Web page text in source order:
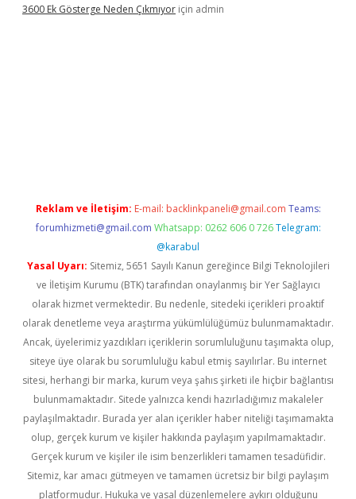
3600 Ek Gösterge Neden Çıkmıyor için admin
Reklam ve İletişim: E-mail: backlinkpaneli@gmail.com Teams:
forumhizmeti@gmail.com Whatsapp: 0262 606 0 726 Telegram:
@karabul
Yasal Uyarı: Sitemiz, 5651 Sayılı Kanun gereğince Bilgi Teknolojileri
ve İletişim Kurumu (BTK) tarafından onaylanmış bir Yer Sağlayıcı
olarak hizmet vermektedir. Bu nedenle, sitedeki içerikleri proaktif
olarak denetleme veya araştırma yükümlülüğümüz bulunmamaktadır.
Ancak, üyelerimiz yazdıkları içeriklerin sorumluluğunu taşımakta olup,
siteye üye olarak bu sorumluluğu kabul etmiş sayılırlar. Bu internet
sitesi, herhangi bir marka, kurum veya şahıs şirketi ile hiçbir bağlantısı
bulunmamaktadır. Sitede yalnızca kendi hazırladığımız makaleler
paylaşılmaktadır. Burada yer alan içerikler haber niteliği taşımamakta
olup, gerçek kurum ve kişiler hakkında paylaşım yapılmamaktadır.
Gerçek kurum ve kişiler ile isim benzerlikleri tamamen tesadüfidir.
Sitemiz, kar amacı gütmeyen ve tamamen ücretsiz bir bilgi paylaşım
platformudur. Hukuka ve yasal düzenlemelere aykırı olduğunu